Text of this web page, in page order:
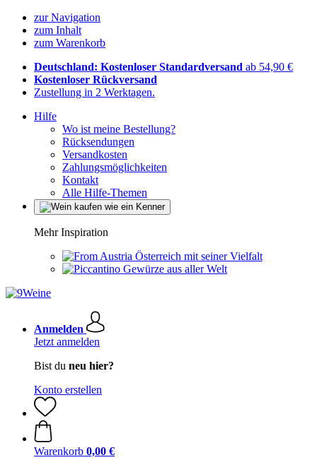
zur Navigation
zum Inhalt
zum Warenkorb
Deutschland: Kostenloser Standardversand ab 54,90 €
Kostenloser Rückversand
Zustellung in 2 Werktagen.
Hilfe
Wo ist meine Bestellung?
Rücksendungen
Versandkosten
Zahlungsmöglichkeiten
Kontakt
Alle Hilfe-Themen
Mehr Inspiration
Österreich mit seiner Vielfalt
Gewürze aus aller Welt
Anmelden
Jetzt anmelden
Bist du neu hier?
Konto erstellen
Warenkorb 0,00 €